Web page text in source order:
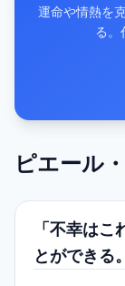
運命や情熱を
る。
ピエール
「不幸は
とができる